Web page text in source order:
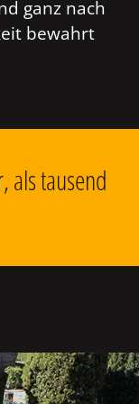
ganz nach
bewahrt
als tausend